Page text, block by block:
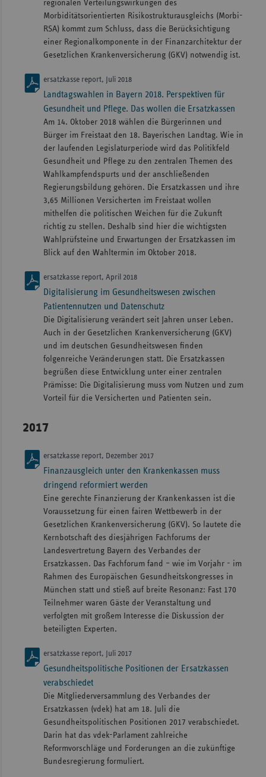
regionalen Verteilungswirkungen des
Morbiditätsorientierten Risikostrukturausgleichs (Morbi-
RSA) kommt zum Schluss, dass die Berücksichtigung
einer Regionalkomponente in der Finanzarchitektur der
Gesetzlichen Krankenversicherung (GKV) notwendig ist.
ersatzkasse report, Juli 2018
Landtagswahlen in Bayern 2018. Perspektiven für
Gesundheit und Pflege. Das wollen die Ersatzkassen
Am 14. Oktober 2018 wählen die Bürgerinnen und
Bürger im Freistaat den 18. Bayerischen Landtag. Wie in
der laufenden Legislaturperiode wird das Politikfeld
Gesundheit und Pflege zu den zentralen Themen des
Wahlkampfendspurts und der anschließenden
Regierungsbildung gehören. Die Ersatzkassen und ihre
3,65 Millionen Versicherten im Freistaat wollen
mithelfen die politischen Weichen für die Zukunft
richtig zu stellen. Deshalb sind hier die wichtigsten
Wahlprüfsteine und Erwartungen der Ersatzkassen im
Blick auf den Wahltermin im Oktober 2018.
ersatzkasse report, April 2018
Digitalisierung im Gesundheitswesen zwischen
Patientennutzen und Datenschutz
Die Digitalisierung verändert seit Jahren unser Leben.
Auch in der Gesetzlichen Krankenversicherung (GKV)
und im deutschen Gesundheitswesen finden
folgenreiche Veränderungen statt. Die Ersatzkassen
begrüßen diese Entwicklung unter einer zentralen
Prämisse: Die Digitalisierung muss vom Nutzen und zum
Vorteil für die Versicherten und Patienten sein.
2017
ersatzkasse report, Dezember 2017
Finanzausgleich unter den Krankenkassen muss
dringend reformiert werden
Eine gerechte Finanzierung der Krankenkassen ist die
Voraussetzung für einen fairen Wettbewerb in der
Gesetzlichen Krankenversicherung (GKV). So lautete die
Kernbotschaft des diesjährigen Fachforums der
Landesvertretung Bayern des Verbandes der
Ersatzkassen. Das Fachforum fand – wie im Vorjahr - im
Rahmen des Europäischen Gesundheitskongresses in
München statt und stieß auf breite Resonanz: Fast 170
Teilnehmer waren Gäste der Veranstaltung und
verfolgten mit großem Interesse die Diskussion der
beteiligten Experten.
ersatzkasse report, Juli 2017
Gesundheitspolitische Positionen der Ersatzkassen
verabschiedet
Die Mitgliederversammlung des Verbandes der
Ersatzkassen (vdek) hat am 18. Juli die
Gesundheitspolitischen Positionen 2017 verabschiedet.
Darin hat das vdek-Parlament zahlreiche
Reformvorschläge und Forderungen an die zukünftige
Bundesregierung formuliert.